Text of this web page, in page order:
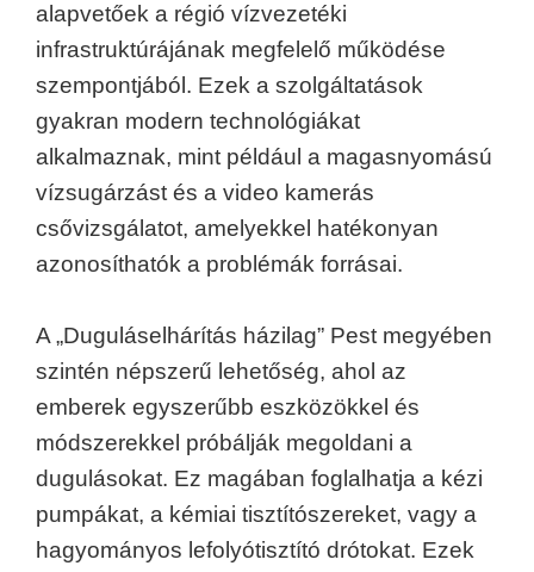
alapvetőek a régió vízvezetéki
infrastruktúrájának megfelelő működése
szempontjából. Ezek a szolgáltatások
gyakran modern technológiákat
alkalmaznak, mint például a magasnyomású
vízsugárzást és a video kamerás
csővizsgálatot, amelyekkel hatékonyan
azonosíthatók a problémák forrásai.
A „Duguláselhárítás házilag” Pest megyében
szintén népszerű lehetőség, ahol az
emberek egyszerűbb eszközökkel és
módszerekkel próbálják megoldani a
dugulásokat. Ez magában foglalhatja a kézi
pumpákat, a kémiai tisztítószereket, vagy a
hagyományos lefolyótisztító drótokat. Ezek